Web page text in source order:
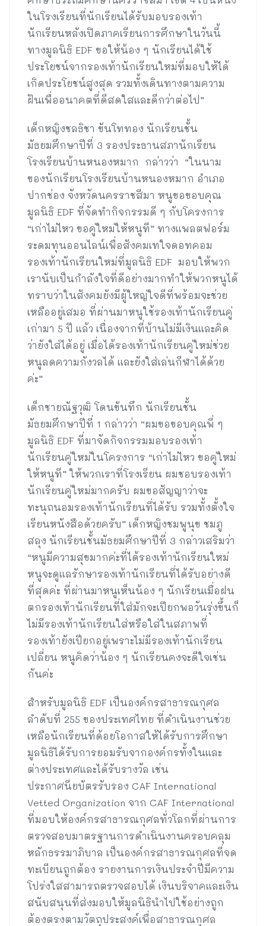
ในโรงเรียนที่นักเรียนได้รับมอบรองเท้า
นักเรียนหลังเปิดภาคเรียนการศึกษาในวันนี้
ทางมูลนิธิ EDF ขอให้น้อง ๆ นักเรียนได้ใช้
ประโยชน์จากรองเท้านักเรียนใหม่ที่มอบให้ได้
เกิดประโยชน์สูงสุด รวมทั้งเดินทางตามความ
ฝันเพื่ออนาคตที่ดีสดใสและดีกว่าต่อไป”
เด็กหญิงชลธิชา ขันโททอง นักเรียนชั้น
มัธยมศึกษาปีที่ 3 รองประธานสภานักเรียน
โรงเรียนบ้านหนองหมาก กล่าวว่า “ในนาม
ของนักเรียนโรงเรียนบ้านหนองหมาก อำเภอ
ปากช่อง จังหวัดนครราชสีมา หนูขอขอบคุณ
มูลนิธิ EDF ที่จัดทำกิจกรรมดี ๆ กับโครงการ
“เก่าไม่ไหว ขอคู่ใหม่ให้หนูที” ทางแพลตฟอร์ม
ระดมทุนออนไลน์เพื่อสังคมเทใจดอทคอม
รองเท้านักเรียนใหม่ที่มูลนิธิ EDF มอบให้พวก
เรานับเป็นกำลังใจที่ดีอย่างมากทำให้พวกหนูได้
ทราบว่าในสังคมยังมีผู้ใหญ่ใจดีที่พร้อมจะช่วย
เหลืออยู่เสมอ ที่ผ่านมาหนูใช้รองเท้านักเรียนคู่
เก่ามา 5 ปี แล้ว เนื่องจากที่บ้านไม่มีเงินและคิด
ว่ายังใส่ได้อยู่ เมื่อได้รองเท้านักเรียนคู่ใหม่ช่วย
หนูลดความกังวลได้ และยังใส่เล่นกีฬาได้ด้วย
ค่ะ”
เด็กชายณัฐวุฒิ โดนขันทึก นักเรียนชั้น
มัธยมศึกษาปีที่ 1 กล่าวว่า “ผมขอขอบคุณพี่ ๆ
มูลนิธิ EDF ที่มาจัดกิจกรรมมอบรองเท้า
นักเรียนคู่ใหม่ในโครงการ “เก่าไม่ไหว ขอคู่ใหม่
ให้หนูที” ให้พวกเราที่โรงเรียน ผมชอบรองเท้า
นักเรียนคู่ใหม่มากครับ ผมขอสัญญาว่าจะ
ทะนุถนอมรองเท้านักเรียนที่ได้รับ รวมทั้งตั้งใจ
เรียนหนังสือด้วยครับ” เด็กหญิงชมพูนุข ชมภู
สลุง นักเรียนชั้นมัธยมศึกษาปีที่ 3 กล่าวเสริมว่า
“หนูมีความสุขมากค่ะที่ได้รองเท้านักเรียนใหม่
หนูจะดูแลรักษารองเท้านักเรียนที่ได้รับอย่างดี
ที่สุดค่ะ ที่ผ่านมาหนูเห็นน้อง ๆ นักเรียนเมื่อฝน
ตกรองเท้านักเรียนที่ใส่มักจะเปียกพอวันรุ่งขึ้นก็
ไม่มีรองเท้านักเรียนใส่หรือใส่ในสภาพที่
รองเท้ายังเปียกอยู่เพราะไม่มีรองเท้านักเรียน
เปลี่ยน หนูคิดว่าน้อง ๆ นักเรียนคงจะดีใจเช่น
กันค่ะ
สำหรับมูลนิธิ EDF เป็นองค์กรสาธารณกุศล
ลำดับที่ 255 ของประเทศไทย ที่ดำเนินงานช่วย
เหลือนักเรียนที่ด้อยโอกาสให้ได้รับการศึกษา
มูลนิธิได้รับการยอมรับจากองค์กรทั้งในและ
ต่างประเทศและได้รับรางวัล เช่น
ประกาศนียบัตรรับรอง CAF International
Vetted Organization จาก CAF International
ที่มอบให้องค์กรสาธารณกุศลทั่วโลกที่ผ่านการ
ตรวจสอบมาตรฐานการดำเนินงานครอบคลุม
หลักธรรมาภิบาล เป็นองค์กรสาธารณกุศลที่จด
ทะเบียนถูกต้อง รายงานการเงินประจำปีมีความ
โปร่งใสสามารถตรวจสอบได้ เงินบริจาคและเงิน
สนับสนุนที่ส่งมอบให้มูลนิธินำไปใช้อย่างถูก
ต้องตรงตามวัตถุประสงค์เพื่อสาธารณกุศล